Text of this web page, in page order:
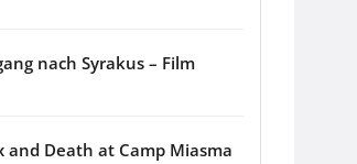
nach Syrakus – Film
and Death at Camp Miasma